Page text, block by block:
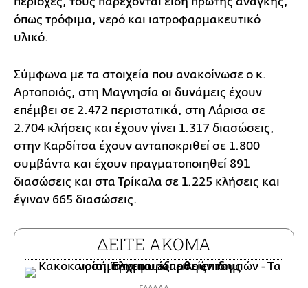
όπως τρόφιμα, νερό και ιατροφαρμακευτικό
υλικό.
Σύμφωνα με τα στοιχεία που ανακοίνωσε ο κ.
Αρτοποιός, στη Μαγνησία οι δυνάμεις έχουν
επέμβει σε 2.472 περιστατικά, στη Λάρισα σε
2.704 κλήσεις και έχουν γίνει 1.317 διασώσεις,
στην Καρδίτσα έχουν ανταποκριθεί σε 1.800
συμβάντα και έχουν πραγματοποιηθεί 891
διασώσεις και στα Τρίκαλα σε 1.225 κλήσεις και
έγιναν 665 διασώσεις.
ΔΕΙΤΕ ΑΚΟΜΑ